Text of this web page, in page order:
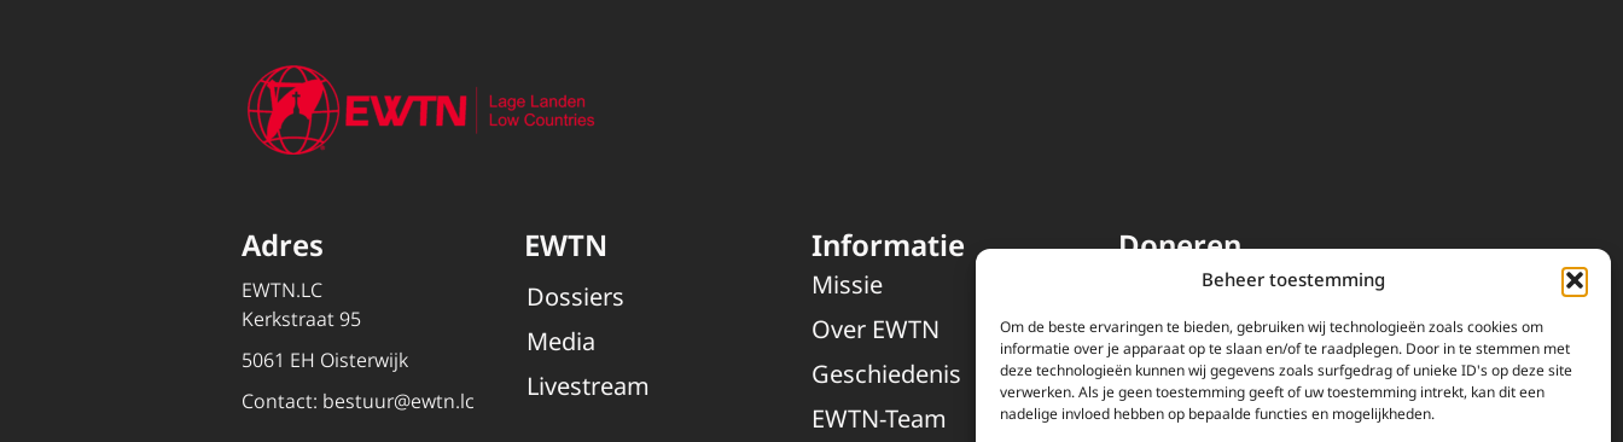
Beheer toestemming
Om de beste ervaringen te bieden, gebruiken wij technologieën zoals cookies om
informatie over je apparaat op te slaan en/of te raadplegen. Door in te stemmen met
deze technologieën kunnen wij gegevens zoals surfgedrag of unieke ID's op deze site
verwerken. Als je geen toestemming geeft of uw toestemming intrekt, kan dit een
nadelige invloed hebben op bepaalde functies en mogelijkheden.
Adres
EWTN.LC
Kerkstraat 95
5061 EH Oisterwijk
Contact: bestuur@ewtn.lc
EWTN
Dossiers
Media
Livestream
Informatie
Missie
Over EWTN
Geschiedenis
EWTN-Team
Doneren
EWTN wordt uitsluitend
gefinancierd door uw donaties.
Wij ontvangen bewust geen
advertentie-inkomsten of
kerkelijke financiele